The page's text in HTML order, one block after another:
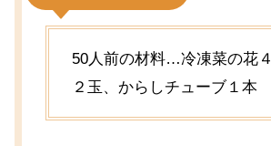
50人前の材料…冷凍菜の花
２玉、からしチューブ１本